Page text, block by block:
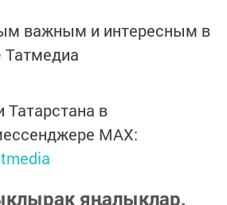
важным и интересным в
Татмедиа
Татарстана в
MАХ:
яңалыклар,